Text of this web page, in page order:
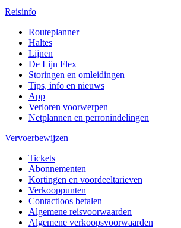
Reisinfo
Routeplanner
Haltes
Lijnen
De Lijn Flex
Storingen en omleidingen
Tips, info en nieuws
App
Verloren voorwerpen
Netplannen en perronindelingen
Vervoerbewijzen
Tickets
Abonnementen
Kortingen en voordeeltarieven
Verkooppunten
Contactloos betalen
Algemene reisvoorwaarden
Algemene verkoopsvoorwaarden